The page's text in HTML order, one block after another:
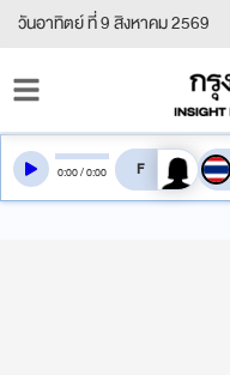
วันอาทิตย์ ที่ 9 สิงหาคม 2569
0:00/0:00 สลับเสียงอ่าน